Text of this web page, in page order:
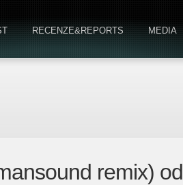
RECENZE&REPORTS MEDIA
remix) od